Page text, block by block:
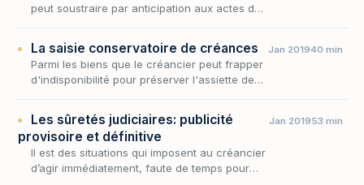
peut soustraire par anticipation aux actes de
une…
La saisie conservatoire de créances
Parmi les biens que le créancier peut frapper
d'indisponibilité pour préserver l'assiette de
oc…
Jan 201940 min
Les sûretés judiciaires: publicité
provisoire et définitive
Il est des situations qui imposent au créancier
d’agir immédiatement, faute de temps pour
Jan 201953 min